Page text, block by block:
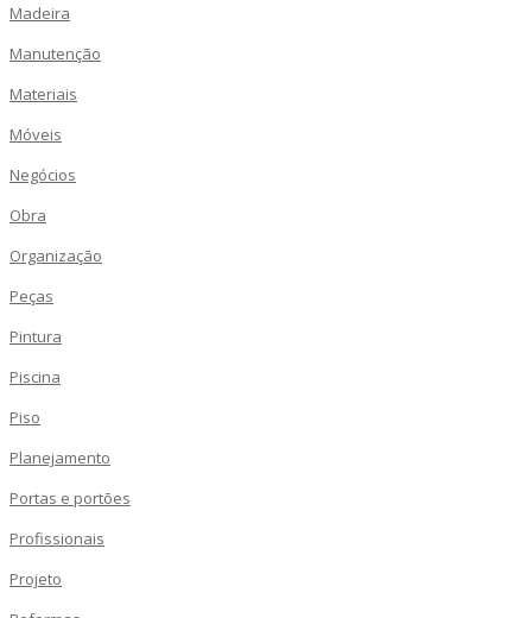
Madeira
Manutenção
Materiais
Móveis
Negócios
Obra
Organização
Peças
Pintura
Piscina
Piso
Planejamento
Portas e portões
Profissionais
Projeto